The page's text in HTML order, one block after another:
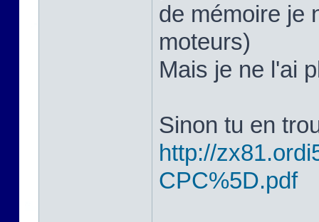
de mémoire je
moteurs)
Mais je ne l'ai
Sinon tu en
http://
CPC%5D.pdf